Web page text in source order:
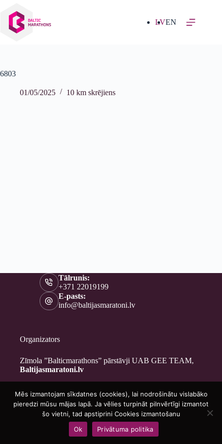
saturu
LVEN
6803
01/05/2025 10 km skrējiens
Tālrunis:
+371 22019199
E-pasts:
info@baltijasmaratoni.lv
Organizators
Zīmola ”Balticmarathons” pārstāvji UAB GEE TEAM,
Baltijasmaratoni.lv
Kontakti
Par mums
Brīvprātīgajiem
Privātuma politika
Copyright © 2026 - Baltijasmaratoni.lv
Mēs izmantojam sīkdatnes (cookies), lai nodrošinātu vislabāko
pieredzi mūsu mājas lapā. Ja vēlies turpināt pilnvērtīgi izmantot
šo vietni, tad apstiprini Cookies izmantošanu
Ok
Privātuma politika